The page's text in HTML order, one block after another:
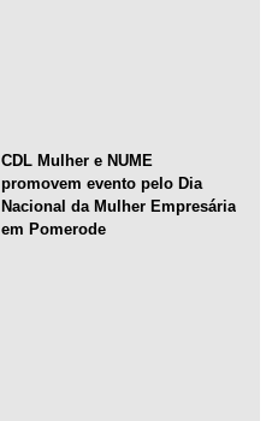
CDL Mulher e NUME
promovem evento pelo Dia
Nacional da Mulher Empresária
em Pomerode